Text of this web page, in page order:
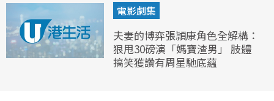
電影劇集
夫妻的博弈張頴康角色全解構：
狠甩30磅演「媽寶渣男」 肢體
搞笑獲讚有周星馳底蘊